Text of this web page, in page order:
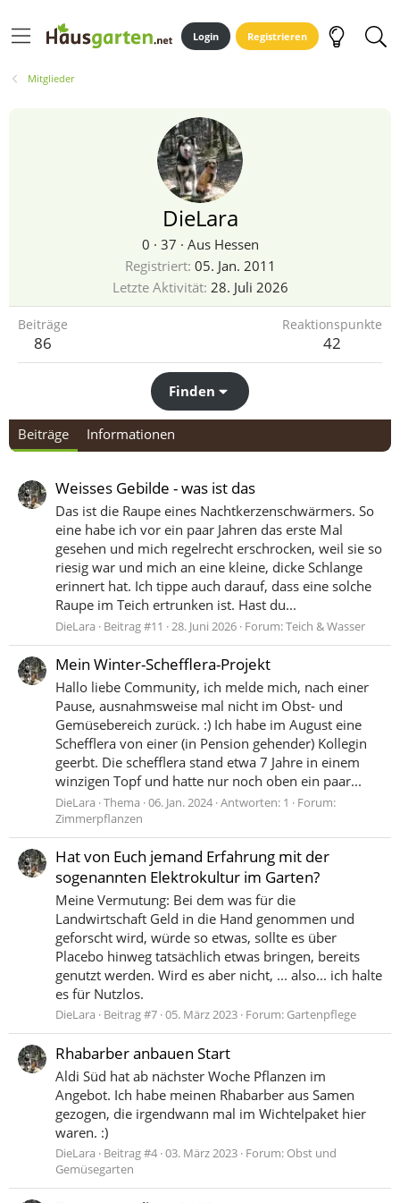
Login Registrieren
Mitglieder
DieLara
0 · 37 · Aus Hessen
Registriert 05. Jan. 2011
Letzte Aktivität 28. Juli 2026
Beiträge
86
Reaktionspunkte
42
Finden
Beiträge Informationen
Weisses Gebilde - was ist das
Das ist die Raupe eines Nachtkerzenschwärmers. So
eine habe ich vor ein paar Jahren das erste Mal
gesehen und mich regelrecht erschrocken, weil sie so
riesig war und mich an eine kleine, dicke Schlange
erinnert hat. Ich tippe auch darauf, dass eine solche
Raupe im Teich ertrunken ist. Hast du...
DieLara Beitrag #11 28. Juni 2026 Forum:Teich & Wasser
Mein Winter-Schefflera-Projekt
Hallo liebe Community, ich melde mich, nach einer
Pause, ausnahmsweise mal nicht im Obst- und
Gemüsebereich zurück. :) Ich habe im August eine
Schefflera von einer (in Pension gehender) Kollegin
geerbt. Die schefflera stand etwa 7 Jahre in einem
winzigen Topf und hatte nur noch oben ein paar...
DieLara Thema 06. Jan. 2024 Antworten: 1
Forum:
Zimmerpflanzen
Hat von Euch jemand Erfahrung mit der
sogenannten Elektrokultur im Garten?
Meine Vermutung: Bei dem was für die
Landwirtschaft Geld in die Hand genommen und
geforscht wird, würde so etwas, sollte es über
Placebo hinweg tatsächlich etwas bringen, bereits
genutzt werden. Wird es aber nicht, ... also... ich halte
es für Nutzlos.
DieLara Beitrag #7 05. März 2023 Forum: Gartenpflege
Rhabarber anbauen Start
Aldi Süd hat ab nächster Woche Pflanzen im
Angebot. Ich habe meinen Rhabarber aus Samen
gezogen, die irgendwann mal im Wichtelpaket hier
waren. :)
DieLara Beitrag #4 03. März 2023 Forum: Obst und
Gemüsegarten